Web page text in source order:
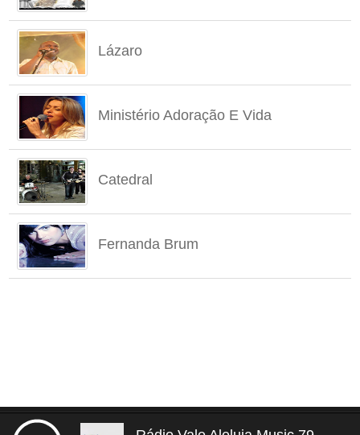
Lázaro
Ministério Adoração E Vida
Catedral
Fernanda Brum